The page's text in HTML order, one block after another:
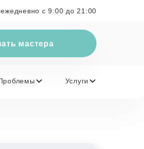
с 9:00 до 21:00
мастера
Услуги